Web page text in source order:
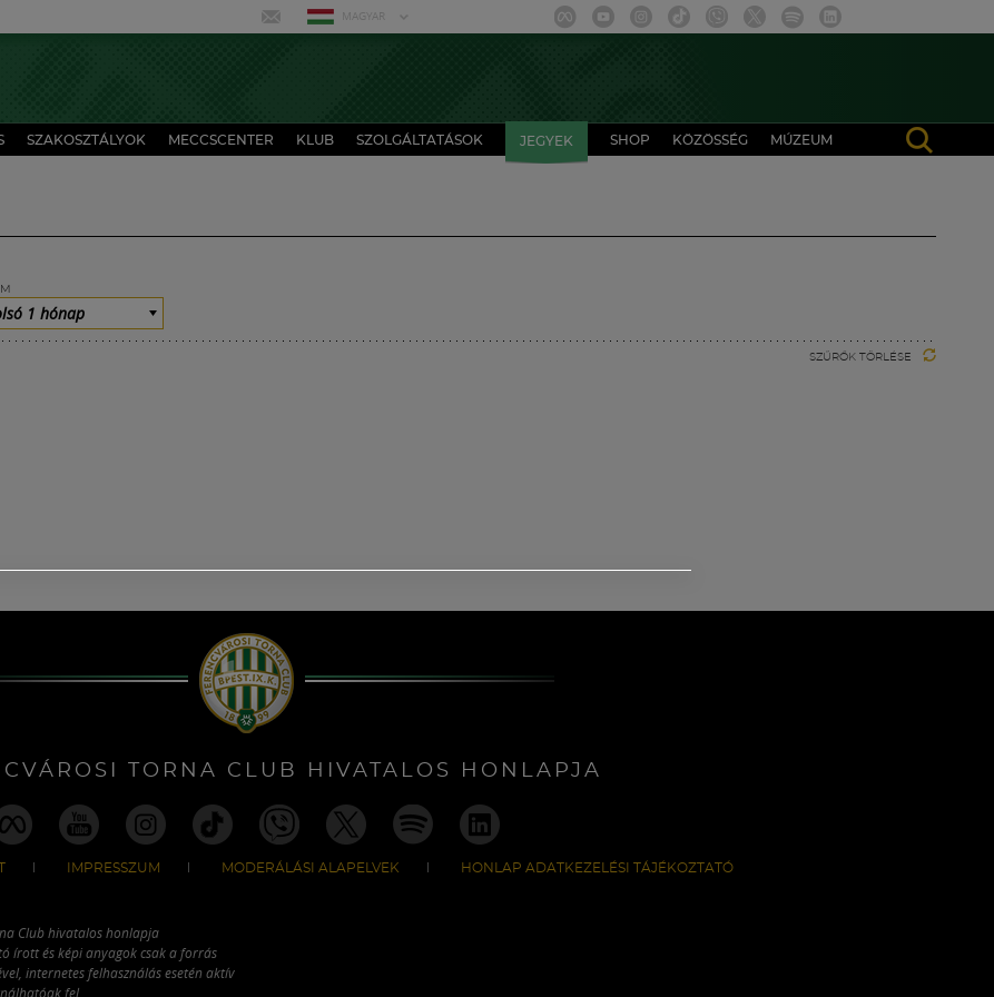
MAGYAR
SZAKOSZTÁLYOK MECCSCENTER KLUB SZOLGÁLTATÁSOK JEGYEK SHOP KÖZÖSSÉG MÚZEUM
1 hónap
SZŰRŐK TÖRLÉSE
TORNA CLUB HIVATALOS HONLAPJA
IMPRESSZUM MODERÁLÁSI ALAPELVEK HONLAP ADATKEZELÉSI TÁJÉKOZTATÓ
Club hivatalos honlapja
írott és képi anyagok csak a forrás
internetes felhasználás esetén aktív
fel.